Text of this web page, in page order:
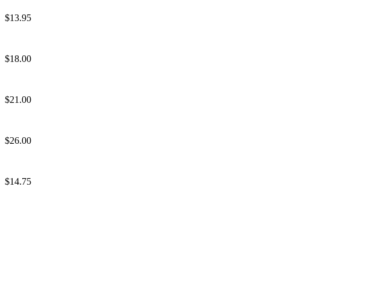
$13.95
$18.00
$21.00
$26.00
$14.75